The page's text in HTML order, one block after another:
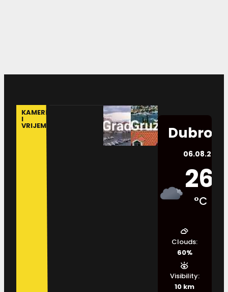
KAMERE
I
VRIJEME
06.08.2026.
26
°C
Clouds:
60%
Visibility:
10 km